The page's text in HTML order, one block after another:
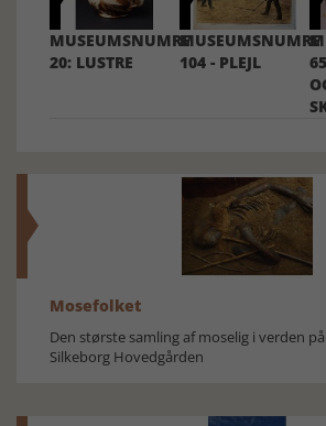
MUSEUMSNUMRE
20: LUSTRE
MUSEUMSNUMRE
104 - PLEJL
Mosefolket
Den største samling af moselig i verden
Silkeborg Hovedgården